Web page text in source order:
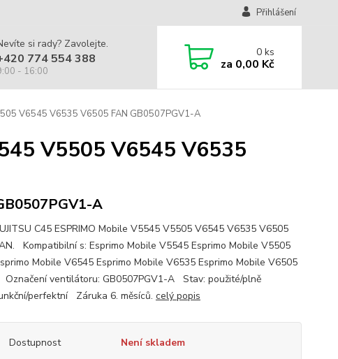
Přihlášení
si rady? Zavolejte.
774 554 388
- 16:00
0ks
za 0,00 Kč
V6545 V6535 V6505 FAN GB0507PGV1-A
V5505 V6545 V6535
A
C45 ESPRIMO Mobile V5545 V5505 V6545 V6535 V6505
Kompatibilní s: Esprimo Mobile V5545 Esprimo Mobile V5505
Mobile V6545 Esprimo Mobile V6535 Esprimo Mobile V6505
Označení ventilátoru: GB0507PGV1-A Stav: použité/plně
perfektní Záruka 6. měsíců. celý popis
Dostupnost Není skladem